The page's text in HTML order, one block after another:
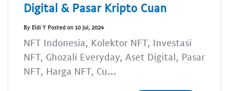
Digital & Pasar Kripto Cuan
By Eldi Y Posted on 10 Jul, 2024
NFT Indonesia, Kolektor NFT, Investasi
NFT, Ghozali Everyday, Aset Digital, Pasar
NFT, Harga NFT, Cu...